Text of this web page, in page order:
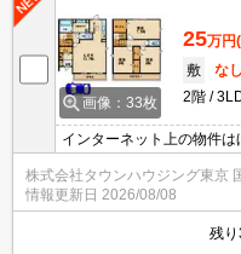
画像：33枚
25万円
敷
なし
2階
インターネット上の物件は
ます♪お気軽にお問合せく
で☆新着情報毎日更新☆
株式会社タウンハウジング東京
情報更新日 2026/08/08
残り